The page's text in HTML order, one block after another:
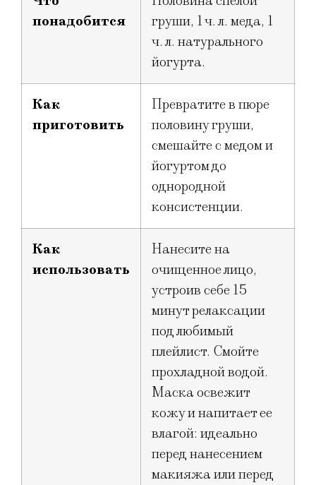
понадобится
груши, 1 ч. л. меда, 1
ч. л. натурального
йогурта.
Как
приготовить
Превратите в пюре
половину груши,
смешайте с медом и
йогуртом до
однородной
консистенции.
Как
использовать
Нанесите на
очищенное лицо,
устроив себе 15
минут релаксации
под любимый
плейлист. Смойте
прохладной водой.
Маска освежит
кожу и напитает ее
влагой: идеально
перед нанесением
макияжа или перед